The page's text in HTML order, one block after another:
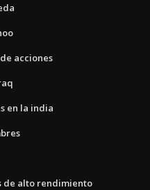
acciones
en la india
de alto rendimiento